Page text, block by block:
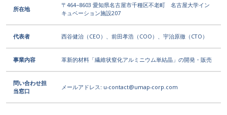
所在地
〒464−8603 愛知県名古屋市千種区不老町 名古屋大学イン
キュベーション施設207
代表者 西谷健治（CEO）、前田孝浩（COO）、宇治原徹（CTO）
事業内容 革新的材料「繊維状窒化アルミニウム単結晶」の開発・販売
問い合わせ担
当窓口
メールアドレス: u-contact@umap-corp.com